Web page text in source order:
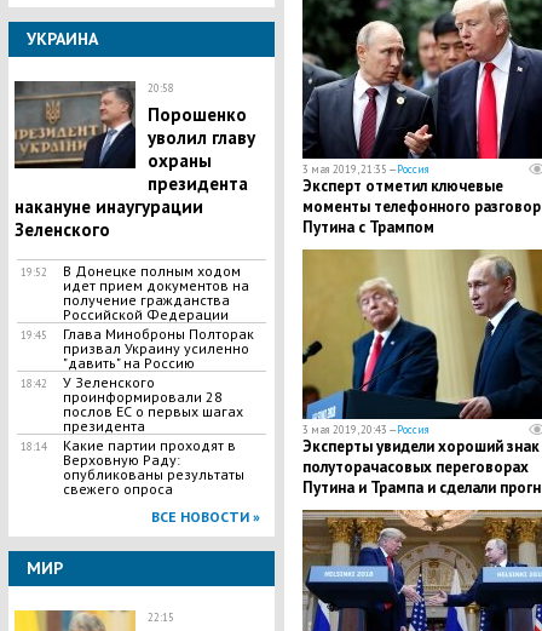
УКРАИНА
20:58
Порошенко
уволил главу
охраны
президента
накануне инаугурации
Зеленского
19:52
В Донецке полным ходом
идет прием документов на
получение гражданства
Российской Федерации
19:45
Глава Миноброны Полторак
призвал Украину усиленно
"давить" на Россию
18:42
​У Зеленского
проинформировали 28
послов ЕС о первых шагах
президента
18:14
Какие партии проходят в
Верховную Раду:
опубликованы результаты
свежего опроса
ВСЕ НОВОСТИ »
МИР
22:15
3 мая 2019, 21:35 —Россия
Эксперт отметил ключевые
моменты телефонного
Путина с Трампом
3 мая 2019, 20:43 —Россия
Эксперты увидели хороший знак
полуторачасовых переговорах
Путина и Трампа и сделали